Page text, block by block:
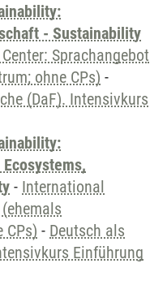
- Sustainability
Sprachangebot
ohne CPs) -
(DaF). Intensivkurs
- International
CPs) - Deutsch als
Einführung